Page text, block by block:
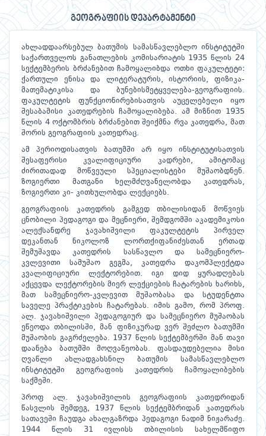
გეოგრაფიის დეპარტამენტი
ახლადდაარსებულ ბათუმის სამასწავლებლო ინსტიტუტში
საქართველოს განათლების კომისარიატის 1935 წლის 24
სექტემბერის ბრძანებით ჩამოყალიბდა ოთხი ფაკულტეტი:
ქართული ენისა და ლიტერატურის, ისტორიის, ფიზიკა-
მათემატიკისა და ბუნებისმეტყველება-გეოგრაფიის.
ფაკულტეტის ფუნქციონირებისათვის აუცელებელი იყო
შესაბამისი კათედრების ჩამოყალიბება. ამ მიზნით 1935
წლის 4 ოქტომბრის ბრძანებით შეიქმნა რვა კათედრა, მათ
შორის გეოგრაფიის კათედრაც.
ამ პერიოდისათვის ბათუმში არ იყო ინსტიტუტისათვის
შესაფერისი კვალიფიციური კადრები, ამიტომაც
ძირითადად მოწვეული სპეციალისტები მუშაობდნენ.
ზოგიერთი მათგანი ხელმძღვანელობდა კათედრას,
ზოგიერთი კი- კითხულობდა ლექციებს.
გეოგრაფიის კათედრის გამგედ თბილისიდან მოწვიეს
ცნობილი პედაგოგი და მეცნიერი, შემდგომში აკადემიკოსი
ალექსანდრე ჯავახიშვილი ფაკულტეტის პირველ
დეკანთან ნიკოლოზ ლორთქიფანიძესთან ერთად
შემუშავდა კათედრის სასწავლო და სამეცნიერო-
კვლევითი სამუშაო გეგმა, კათედრა დაკომპლექტდა
კვალიფიციური ლექტორებით. იგი დიდ ყურადღებას
აქცევდა ლექტორების მიერ ლექციების ჩატარების ხარიხს,
მათ სამეცნიერო-კვლევით მუშაობასა და სტუდენტთა
საველე პრაქტიკების ჩატარებას. იმის გამო, რომ პროფ.
ალ. ჯავახიშვილი პედაგოგიურ და სამეცნიერო მუშაობას
ეწეოდა თბილისში, მან ფიზიკურად ვერ შეძლო ბათუმში
მუშაობის გაგრძელება. 1937 წლის სექტემბერში მან თავი
დაანება ბათუმში მოღვაწეობას. ფასდაუდებელია მისი
ღვაწლი ახლადგახსნილ ბათუმის სამასწავლებლო
ინსტიტუტში გეოგრაფიის კათედრის ჩამოყალიბების
საქმეში.
პროფ ალ. ჯავახიშვილის გეოგრაფიის კათედრიდან
წასვლის შემდეგ, 1937 წლის სექტემბრიდან კათედრას
სათავეში ჩაუდგა ახალგაზრდა პედაგოგი ნადიმ ნიჟარაძე.
1944 წლის 31 ივლისს თბილისის სახელმწიფო